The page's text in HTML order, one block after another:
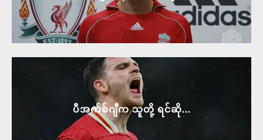
ပီအက်စ်ဂျီက သူတို့ ရင်ဆို...